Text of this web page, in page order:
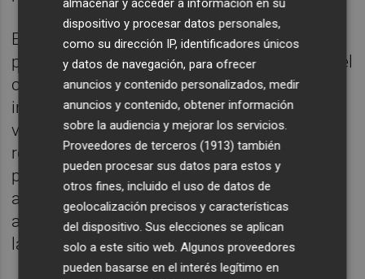
En este línea, ha recalcado que "comparte la
preocupación y disconformidad por parte del
colectivo por el tiempo y el esfuerzo
invertido para lograr esa formación y no
verse reconocidos" y ha exigido que "se
respete rigurosamente la normativa y los
procedimientos adecuados en todos los
actos de adjudicación de plazas, para
asegurar un acceso justo y transparente a
las mismas".
dispositivo y procesar datos personales,
como su dirección IP, identificadores únicos
y datos de navegación, para ofrecer
anuncios y contenido personalizados, medir
anuncios y contenido, obtener información
sobre la audiencia y mejorar los servicios.
Proveedores de terceros (1913) también
pueden procesar sus datos para estos y
otros fines, incluido el uso de datos de
geolocalización precisos y características
del dispositivo. Sus elecciones se aplican
solo a este sitio web. Algunos proveedores
pueden basarse en el interés legítimo en